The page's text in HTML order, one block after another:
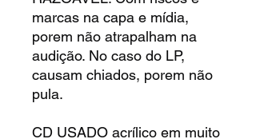
marcas na capa e mídia,
porem não atrapalham na
audição. No caso do LP,
causam chiados, porem não
pula.
CD USADO acrílico em muito